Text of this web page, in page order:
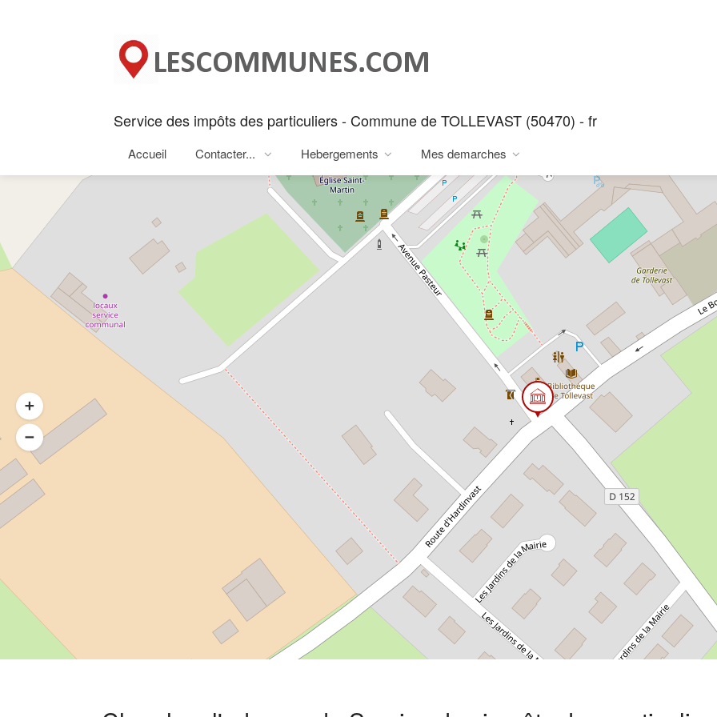
Service des impôts des particuliers - Commune de TOLLEVAST (50470) - fr
Accueil Contacter... Hebergements Mes demarches